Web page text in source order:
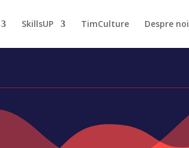
SkillsUP TimCulture Despre noi